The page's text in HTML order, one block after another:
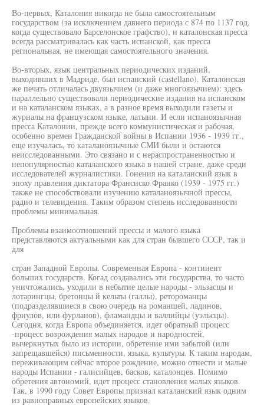
Во-первых, Каталония никогда не была самостоятельным
государством (за исключением давнего периода с 874 по 1137 год,
когда существовало Барселонское графство), и каталонская пресса
всегда рассматривалась как часть испанской, как пресса
региональная, не имеющая самостоятельного значения.
Во-вторых, язык центральных периодических изданий,
выходивших в Мадриде, был испанский (castellano). Каталонская
же печать отличалась двуязычием (и даже многоязычием): здесь
параллельно существовали периодические издания на испанском
и на каталанском языках, а в разное время выходили газеты и
журналы на французском языке, латыни. И если испаноязычная
пресса Каталонии, прежде всего коммунистическая и рабочая,
особенно времен Гражданской войны в Испании 1936 - 1939 гг.,
еще изучалась, то каталаноязычные СМИ были и остаются
неисследованными. Это связано и с нераспространенностью и
непопулярностью каталанского языка в нашей стране, даже среди
исследователей журналистики. Гонения на каталанский язык в
эпоху правления диктатора Франсиско Франко (1939 - 1975 гг.)
также не способствовали изучению каталаноязычной прессы,
радио и телевидения. Таким образом степень исследованности
проблемы минимальная.
Проблемы взаимоотношений прессы и малого языка
представляются актуальными как для стран бывшего СССР, так и
для
стран Западной Европы. Современная Европа - континент
больших государств. Когад создавались эти государства, то часто
уничтожались, уходили в небытие целые народы - эльзасцы и
лотарингцы, бретонцы й кельты (галлы), ретороманцы
(подразделявшиеся в свою очередь на романшей, ладинов,
фриулов, или фурланов), фламандцы и валлийцы (уэльсцы).
Сегодня, когда Европа объединяется, идет обратный процесс
-процесс возрождения малых народов и народностей,
вычеркнутых было из истории, обретение ими забытой (или
запрещавшейся) письменности, языка, культуры. К таким народам,
переживающим сейчас второе рождение, можно отнести и малые
народы Испании - галисийцев, басков, каталонцев. Помимо
обретения автономий, идет процесс становления малых языков.
Так, в 1990 году Совет Европы признал каталанский язык одним
из равноправных европейских языков.